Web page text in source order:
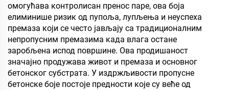
омогућава контролисан пренос паре, ова боја
елиминише ризик од пупоља, лупљења и неуспеха
премаза који се често јављају са традиционалним
непропусним премазима када влага остане
заробљена испод површине. Ова продишаност
значајно продужава живот и премаза и основног
бетонског субстрата. У издржљивости пропусне
бетонске боје постоје предности које су веће од